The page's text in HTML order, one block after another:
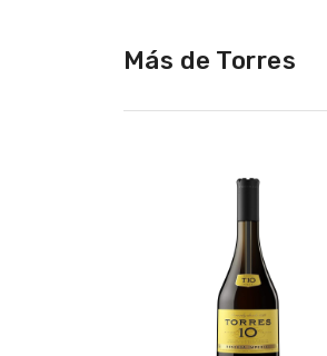
galería
imágenes
Más de Torres